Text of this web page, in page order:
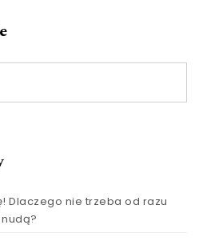
Dlaczego nie trzeba od razu